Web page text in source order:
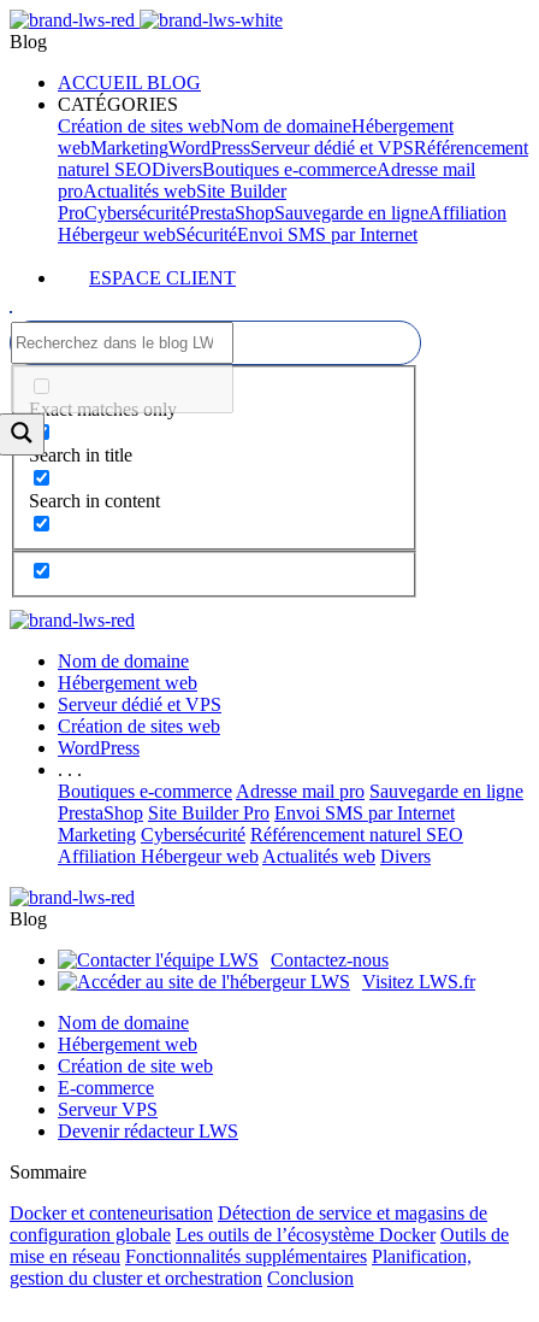
Blog
ACCUEIL BLOG
CATÉGORIES
Création de sites webNom de domaineHébergement
webMarketingWordPressServeur dédié et VPSRéférencement
naturel SEODiversBoutiques e-commerceAdresse mail
proActualités webSite Builder
ProCybersécuritéPrestaShopSauvegarde en ligneAffiliation
Hébergeur webSécuritéEnvoi SMS par Internet
ESPACE CLIENT
Exact matches only
Search in title
Search in content
Nom de domaine
Hébergement web
Serveur dédié et VPS
Création de sites web
WordPress
. . .
Boutiques e-commerce Adresse mail pro Sauvegarde en ligne
PrestaShop Site Builder Pro Envoi SMS par Internet
Marketing Cybersécurité Référencement naturel SEO
Affiliation Hébergeur web Actualités web Divers
Blog
Contactez-nous
Visitez LWS.fr
Nom de domaine
Hébergement web
Création de site web
E-commerce
Serveur VPS
Devenir rédacteur LWS
Sommaire
Docker et conteneurisation Détection de service et magasins de
configuration globale Les outils de l’écosystème Docker Outils de
mise en réseau Fonctionnalités supplémentaires Planification,
gestion du cluster et orchestration Conclusion